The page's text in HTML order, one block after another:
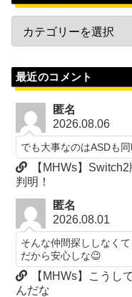
最近のコメント
匿名
2026.08.06
でも大事なのはASDも
【MHWs】
判明！
匿名
2026.08.01
そんな仲間探ししなく
だから安心しな😉
【MHWs】こうし
んだな